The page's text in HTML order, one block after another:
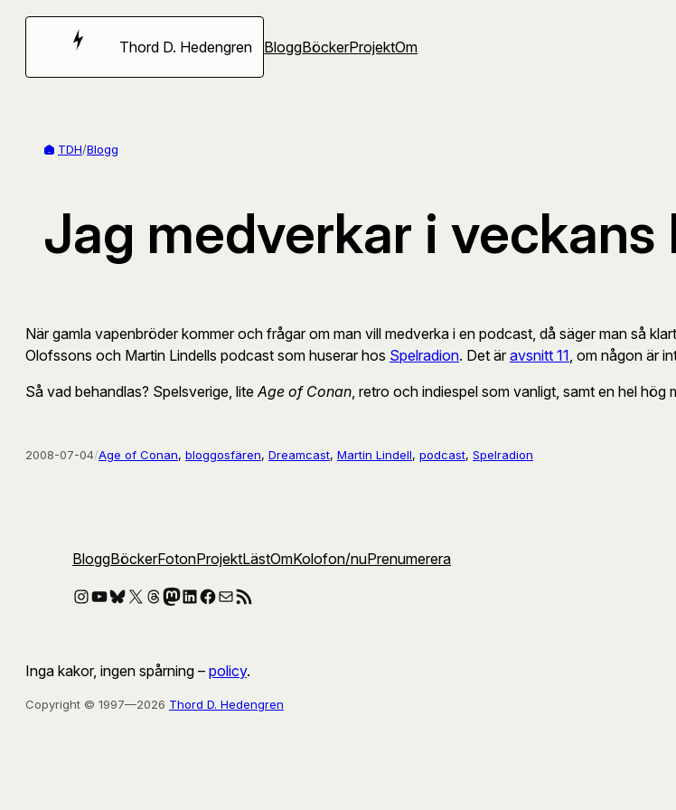
Hoppa
Thord D. Hedengren BloggBöckerProjektOm
TDH/Blogg
Jag medverkar i veckans
När gamla vapenbröder kommer och frågar om man vill medverka i en podcast, då säger man så
Olofssons och Martin Lindells podcast som huserar hos Spelradion. Det är avsnitt 11 , om någon är
Så vad behandlas? Spelsverige, lite Age of Conan , retro och indiespel som vanligt, samt en hel
2008-07-04/Age of Conan, bloggosfären, Dreamcast, Martin Lindell, podcast, Spelradion
BloggBöckerFotonProjektLästOmKolofon/nuPrenumerera
Instagram
YouTube
Bluesky
X Threads
Mastodon
LinkedIn
Facebook
E-postRSS-flöde
Inga kakor, ingen spårning – policy.
Copyright © 1997—2026 Thord D. Hedengren